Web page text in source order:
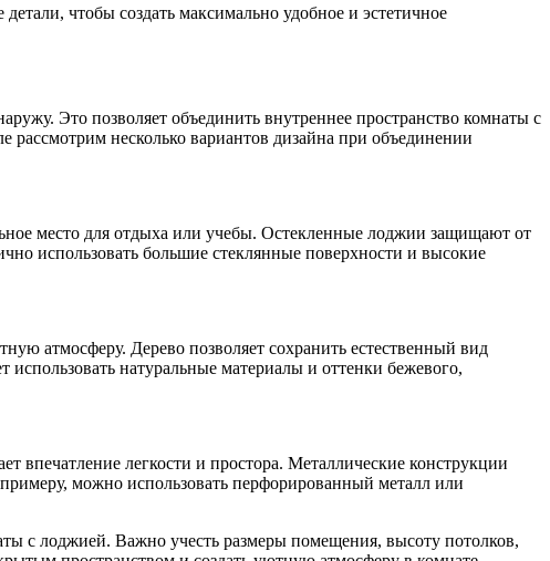
чтобы создать максимально удобное и эстетичное
Это позволяет объединить внутреннее пространство комнаты с
несколько вариантов дизайна при объединении
место для отдыха или учебы. Остекленные лоджии защищают от
использовать большие стеклянные поверхности и высокие
атмосферу. Дерево позволяет сохранить естественный вид
натуральные материалы и оттенки бежевого,
впечатление легкости и простора. Металлические конструкции
можно использовать перфорированный металл или
с лоджией. Важно учесть размеры помещения, высоту потолков,